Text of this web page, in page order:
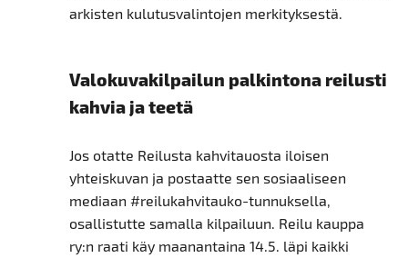
arkisten kulutusvalintojen merkityksestä.
Valokuvakilpailun palkintona reilusti
kahvia ja teetä
Jos otatte Reilusta kahvitauosta iloisen
yhteiskuvan ja postaatte sen sosiaaliseen
mediaan #reilukahvitauko-tunnuksella,
osallistutte samalla kilpailuun. Reilu kauppa
ry:n raati käy maanantaina 14.5. läpi kaikki